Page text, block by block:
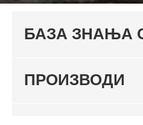
БАЗА ЗНАЊА
ПРОИЗВОДИ